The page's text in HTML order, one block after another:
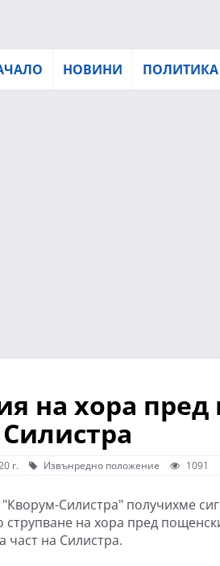
НОВИНИ ПОЛИТИКА
на хора
Силистра
г. Извънредно положение 1091
Силистра" получихме
струпване на хора пред
част на Силистра.